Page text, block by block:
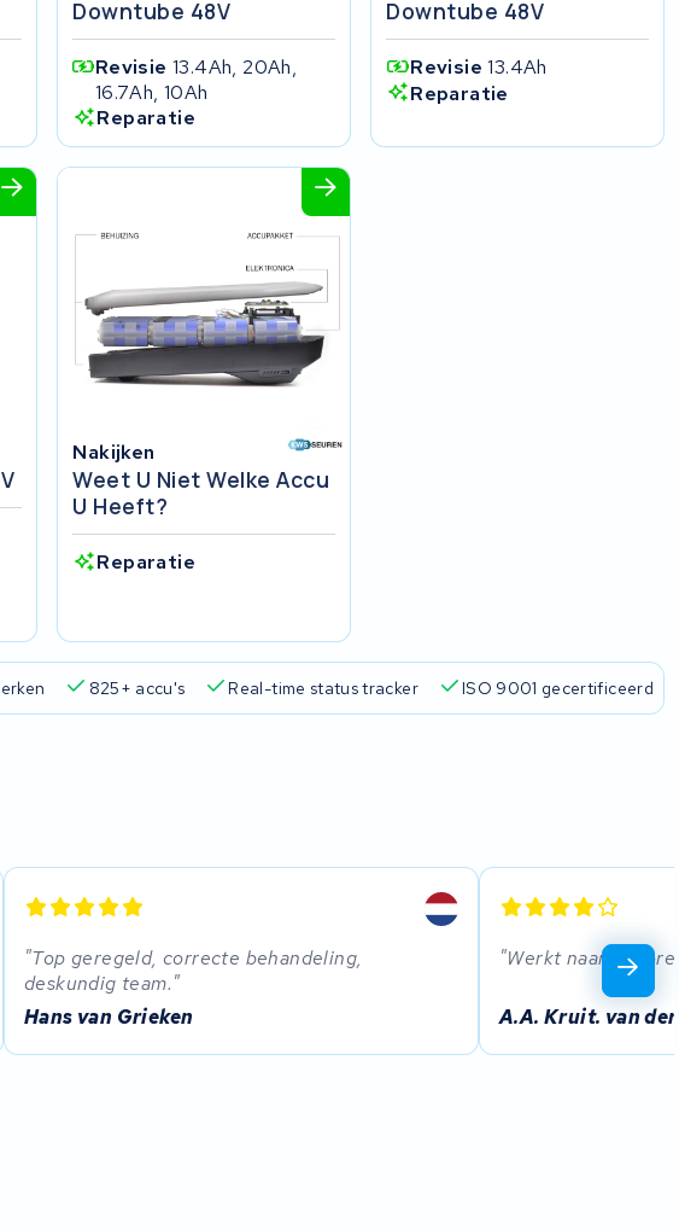
Downtube 48V
Revisie13.4Ah, 20Ah,
16.7Ah, 10Ah
Reparatie
Downtube 48V
Revisie13.4Ah
Reparatie
Nakijken
Weet U Niet Welke Accu
U Heeft?
Reparatie
825+ accu's Real-time status tracker ISO 9001 gecertificeerd
Top geregeld, correcte behandeling,
deskundig team.
Hans van Grieken
Werkt naar
A.A. Kruit. van der